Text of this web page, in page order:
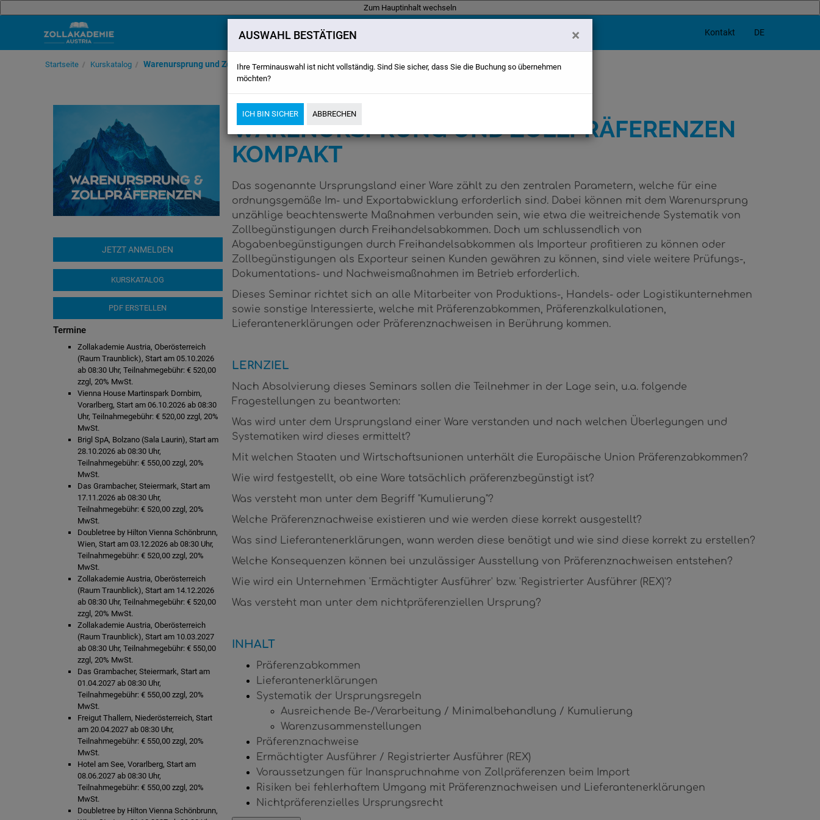
Zum Hauptinhalt wechseln
Zum Hauptinhalt wechseln
Kontakt DE
Startseite Kurskatalog Warenursprung und Zollpräferenzen kompakt
KURSKATALOG
PDF ERSTELLEN
Termine
Zollakademie Austria, Oberösterreich
(Raum Traunblick), Start am 05.10.2026
ab 08:30 Uhr, Teilnahmegebühr: € 520,00
zzgl, 20% MwSt.
Vienna House Martinspark Dornbirn,
Vorarlberg, Start am 06.10.2026 ab 08:30
Uhr, Teilnahmegebühr: € 520,00 zzgl, 20%
MwSt.
Brigl SpA, Bolzano (Sala Laurin), Start am
28.10.2026 ab 08:30 Uhr,
Teilnahmegebühr: € 550,00 zzgl, 20%
MwSt.
Das Grambacher, Steiermark, Start am
17.11.2026 ab 08:30 Uhr,
Teilnahmegebühr: € 520,00 zzgl, 20%
MwSt.
Doubletree by Hilton Vienna Schönbrunn,
Wien, Start am 03.12.2026 ab 08:30 Uhr,
Teilnahmegebühr: € 520,00 zzgl, 20%
MwSt.
Zollakademie Austria, Oberösterreich
(Raum Traunblick), Start am 14.12.2026
ab 08:30 Uhr, Teilnahmegebühr: € 520,00
zzgl, 20% MwSt.
Zollakademie Austria, Oberösterreich
(Raum Traunblick), Start am 10.03.2027
ab 08:30 Uhr, Teilnahmegebühr: € 550,00
zzgl, 20% MwSt.
Das Grambacher, Steiermark, Start am
01.04.2027 ab 08:30 Uhr,
Teilnahmegebühr: € 550,00 zzgl, 20%
MwSt.
Freigut Thallern, Niederösterreich, Start
am 20.04.2027 ab 08:30 Uhr,
Teilnahmegebühr: € 550,00 zzgl, 20%
MwSt.
Hotel am See, Vorarlberg, Start am
08.06.2027 ab 08:30 Uhr,
Teilnahmegebühr: € 550,00 zzgl, 20%
MwSt.
Doubletree by Hilton Vienna Schönbrunn,
EINZELSEMINAR
WARENURSPRUNG UND ZOLLPRÄFERENZEN
KOMPAKT
Das sogenannte Ursprungsland einer Ware zählt zu den zentralen Parametern, welche für eine
ordnungsgemäße Im- und Exportabwicklung erforderlich sind. Dabei können mit dem Warenursprung
unzählige beachtenswerte Maßnahmen verbunden sein, wie etwa die weitreichende Systematik von
Zollbegünstigungen durch Freihandelsabkommen. Doch um schlussendlich von
Abgabenbegünstigungen durch Freihandelsabkommen als Importeur profitieren zu können oder
Zollbegünstigungen als Exporteur seinen Kunden gewähren zu können, sind viele weitere Prüfungs-,
Dokumentations- und Nachweismaßnahmen im Betrieb erforderlich.
Dieses Seminar richtet sich an alle Mitarbeiter von Produktions-, Handels- oder Logistikunternehmen
sowie sonstige Interessierte, welche mit Präferenzabkommen, Präferenzkalkulationen,
Lieferantenerklärungen oder Präferenznachweisen in Berührung kommen.
LERNZIEL
Nach Absolvierung dieses Seminars sollen die Teilnehmer in der Lage sein, u.a. folgende
Fragestellungen zu beantworten:
Was wird unter dem Ursprungsland einer Ware verstanden und nach welchen Überlegungen und
Systematiken wird dieses ermittelt?
Mit welchen Staaten und Wirtschaftsunionen unterhält die Europäische Union Präferenzabkommen?
Wie wird festgestellt, ob eine Ware tatsächlich präferenzbegünstigt ist?
Was versteht man unter dem Begriff "Kumulierung"?
Welche Präferenznachweise existieren und wie werden diese korrekt ausgestellt?
Was sind Lieferantenerklärungen, wann werden diese benötigt und wie sind diese korrekt zu erstellen?
Welche Konsequenzen können bei unzulässiger Ausstellung von Präferenznachweisen entstehen?
Wie wird ein Unternehmen 'Ermächtigter Ausführer' bzw. 'Registrierter Ausführer (REX)'?
Was versteht man unter dem nichtpräferenziellen Ursprung?
INHALT
Präferenzabkommen
Lieferantenerklärungen
Systematik der Ursprungsregeln
Ausreichende Be-/Verarbeitung / Minimalbehandlung / Kumulierung
Warenzusammenstellungen
Präferenznachweise
Ermächtigter Ausführer / Registrierter Ausführer (REX)
Voraussetzungen für Inanspruchnahme von Zollpräferenzen beim Import
Risiken bei fehlerhaftem Umgang mit Präferenznachweisen und Lieferantenerklärungen
Nichtpräferenzielles Ursprungsrecht
×
AUSWAHL BESTÄTIGEN
Ihre Terminauswahl ist nicht vollständig. Sind Sie sicher, dass Sie die Buchung so übernehmen
möchten?
ICH BIN SICHER ABBRECHEN